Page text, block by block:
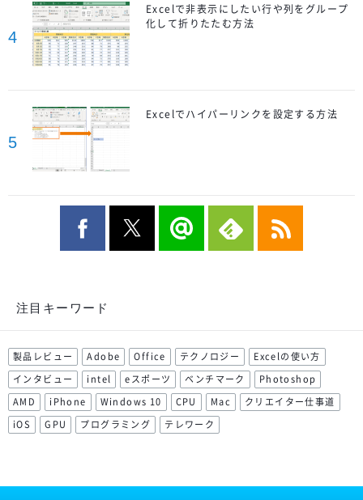
4
Excelで非表示にしたい行や列をグループ
化して折りたたむ方法
5
Excelでハイパーリンクを設定する方法
注目キーワード
製品レビュー Adobe Office テクノロジー
Excelの使い方
インタビュー
intel eスポーツ ベンチマーク
Photoshop
AMD
iPhone Windows 10 CPU Mac
クリエイター仕事道
iOS
GPU プログラミング テレワーク